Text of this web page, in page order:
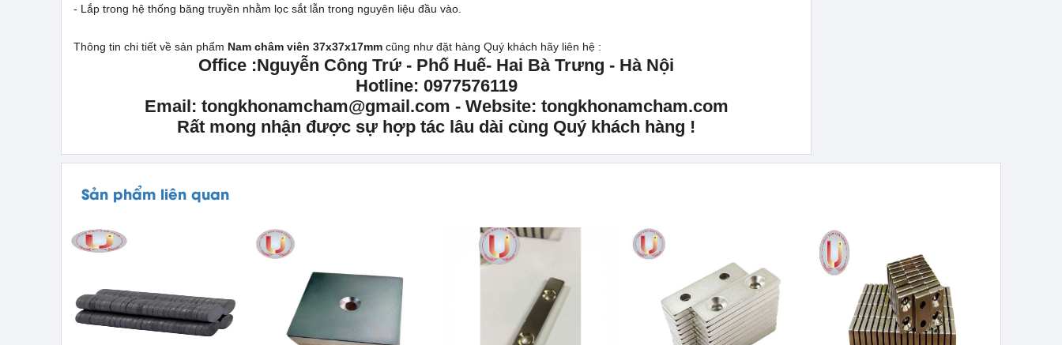
- Lắp trong hệ thống băng truyền nhằm lọc sắt lẫn trong nguyên liệu đầu vào.
Thông tin chi tiết về sản phẩm Nam châm viên 37x37x17mm cũng như đặt hàng Quý khách hãy liên hệ :
Office :Nguyễn Công Trứ - Phố Huế- Hai Bà Trưng - Hà Nội
Hotline: 0977576119
Email: tongkhonamcham@gmail.com - Website: tongkhonamcham.com
Rất mong nhận được sự hợp tác lâu dài cùng Quý khách hàng !
Sản phẩm liên quan